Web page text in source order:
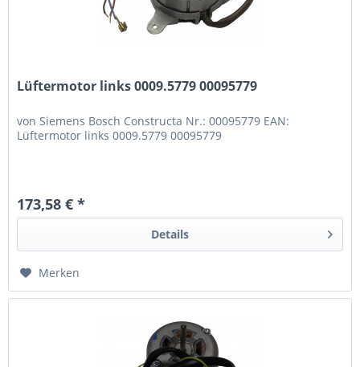
Lüftermotor links 0009.5779 00095779
von Siemens Bosch Constructa Nr.: 00095779 EAN:
Lüftermotor links 0009.5779 00095779
173,58 € *
Details
Merken